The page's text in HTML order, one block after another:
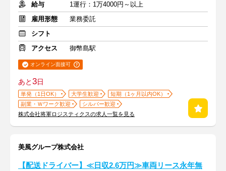
給与
1運行：1万4000円～以上
雇用形態
業務委託
シフト
アクセス
御幣島駅
オンライン面接可
あと3日
単発（1日OK） 大学生歓迎
短期（1ヶ月以内OK）
副業・Ｗワーク歓迎
シルバー歓迎
株式会社将軍ロジスティクスの求人一覧を見る
美風グループ株式会社
【配送ドライバー】≪日収2.6万円≫車両リース永年無